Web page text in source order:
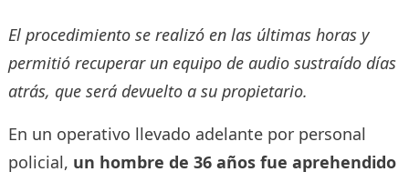
El procedimiento se realizó en las últimas horas y
permitió recuperar un equipo de audio sustraído días
atrás, que será devuelto a su propietario.
En un operativo llevado adelante por personal
policial, un hombre de 36 años fue aprehendido